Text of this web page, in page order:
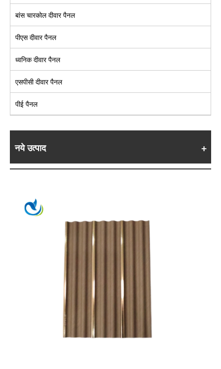
बांस चारकोल दीवार पैनल
पीएस दीवार पैनल
ध्वनिक दीवार पैनल
एसपीसी दीवार पैनल
पीई पैनल
नये उत्पाद